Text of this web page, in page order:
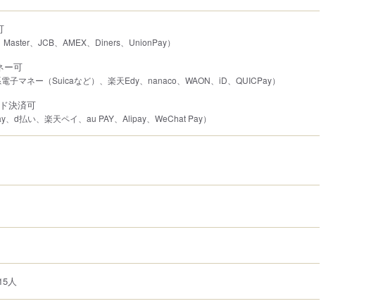
Master、JCB、AMEX、Diners、UnionPay）
ー可
電子マネー（Suicaなど）、楽天Edy、nanaco、WAON、iD、QUICPay）
決済可
、d払い、楽天ペイ、au PAY、Alipay、WeChat Pay）
人